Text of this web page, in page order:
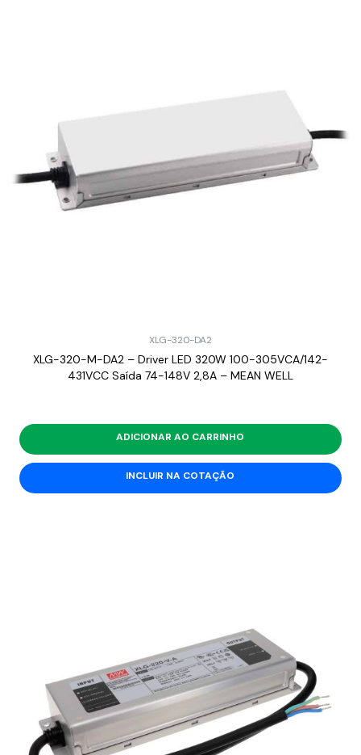
XLG-320-DA2
XLG-320-M-DA2 – Driver LED 320W 100-305VCA/142-
431VCC Saída 74-148V 2,8A – MEAN WELL
ADICIONAR AO CARRINHO
INCLUIR NA COTAÇÃO